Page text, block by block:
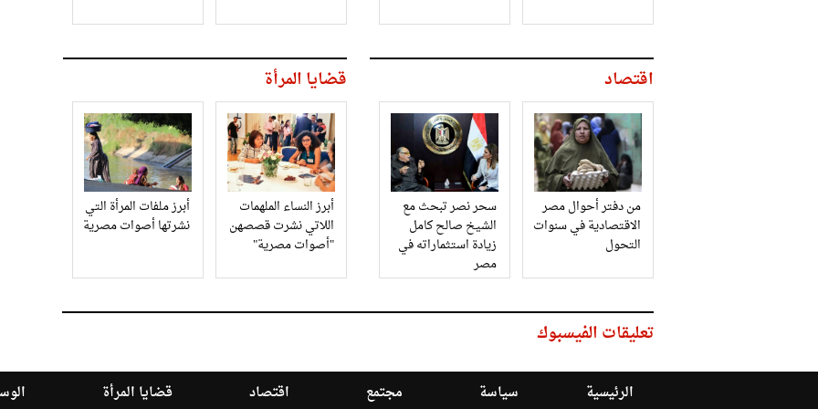
اقتصاد
من دفتر أحوال مصر
الاقتصادية في سنوات
التحول
سحر نصر تبحث مع
الشيخ صالح كامل
زيادة استثماراته في
مصر
قضايا المرأة
أبرز النساء الملهمات
اللاتي نشرت قصصهن
"أصوات مصرية"
أبرز ملفات المرأة التي
نشرتها أصوات مصرية
تعليقات الفيسبوك
الرئيسية سياسة مجتمع اقتصاد قضايا المرأة